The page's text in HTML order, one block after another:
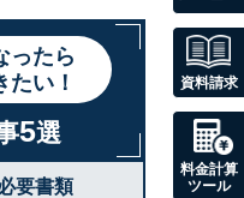
ったら
たい！
5選
要書類
資料請求
料金計算
ツール